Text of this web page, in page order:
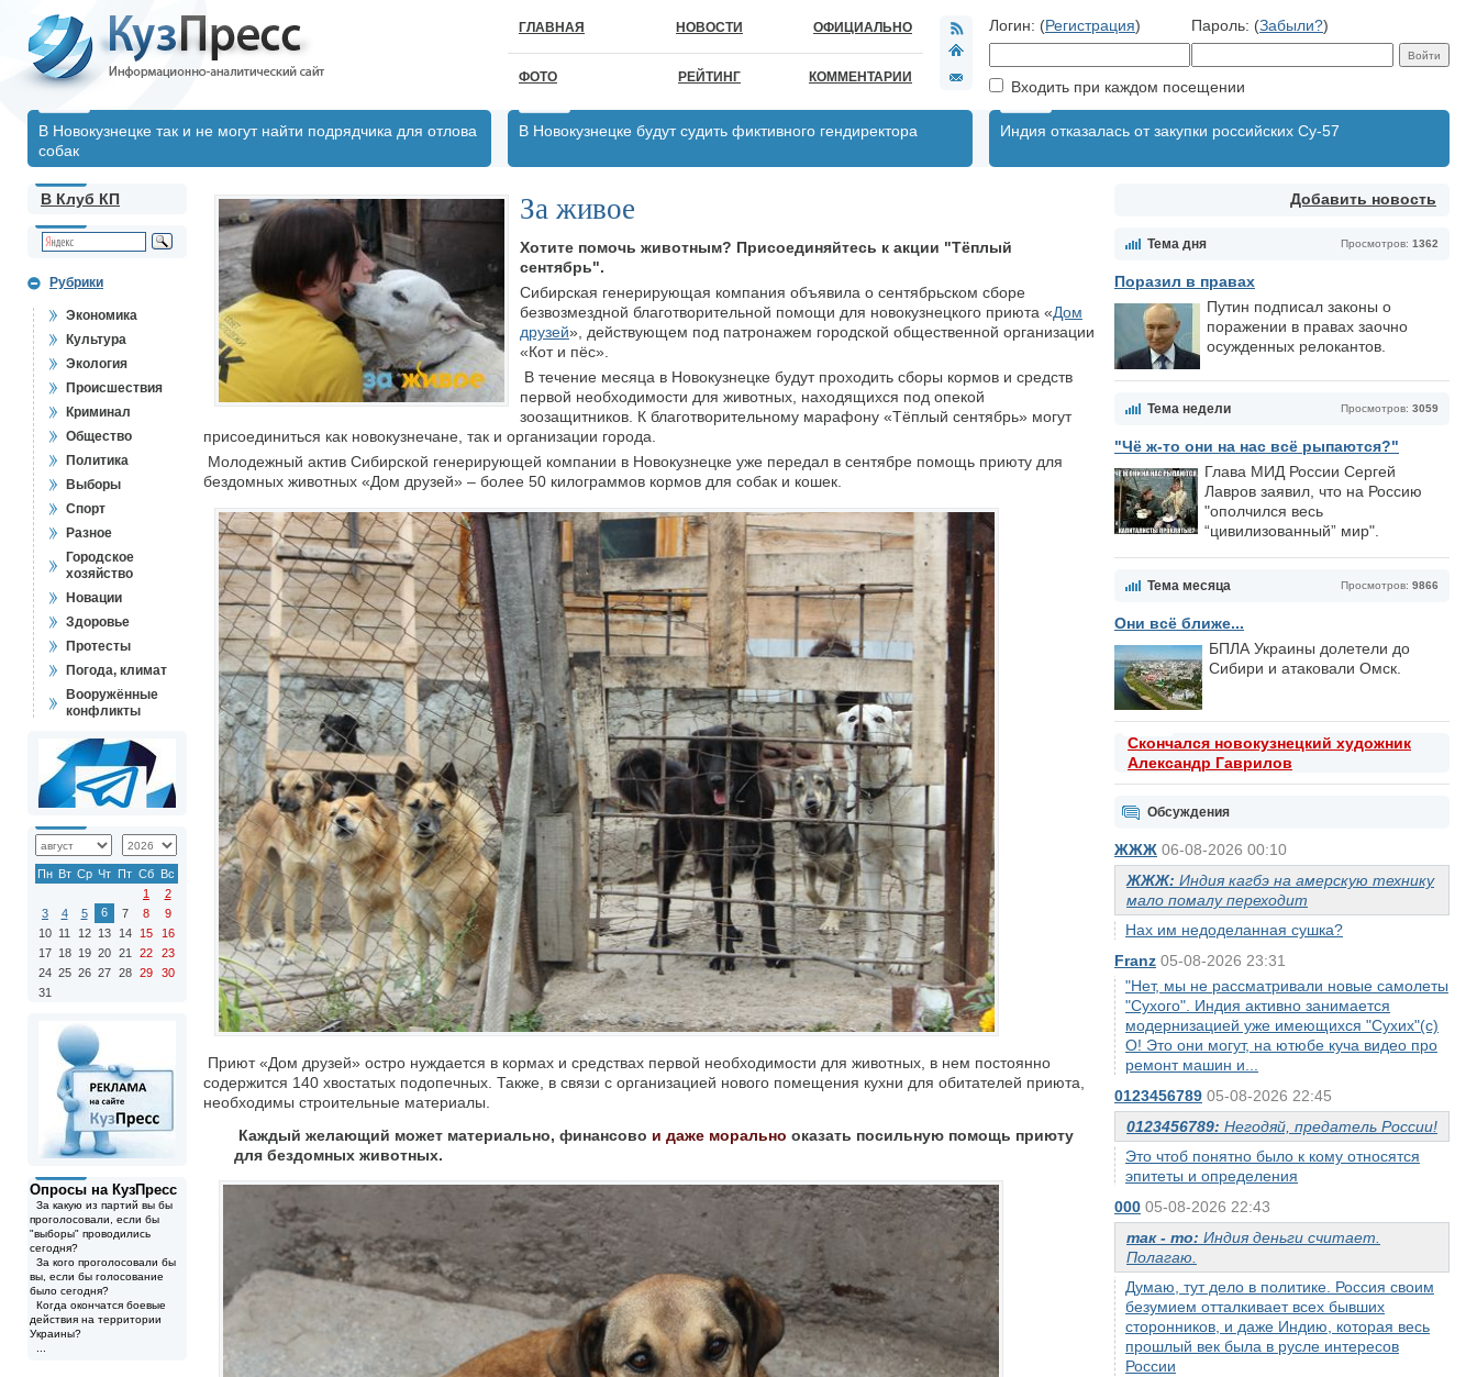
ГЛАВНАЯ НОВОСТИ ОФИЦИАЛЬНО
ФОТО РЕЙТИНГ КОММЕНТАРИИ
Логин: (Регистрация) Пароль: (Забыли?)
Входить при каждом посещении
В Новокузнецке так и не могут найти подрядчика для отлова
собак
В Новокузнецке будут судить фиктивного гендиректора Индия отказалась от закупки российских Су-57
Добавить новость
Просмотров: 1362
Тема дня
Поразил в правах
Путин подписал законы о
поражении в правах заочно
осужденных релокантов.
Просмотров: 3059
Тема недели
"Чё ж-то они на нас всё рыпаются?"
Глава МИД России Сергей
Лавров заявил, что на Россию
"ополчился весь
“цивилизованный” мир".
Просмотров: 9866
Тема месяца
Они всё ближе...
БПЛА Украины долетели до
Сибири и атаковали Омск.
Скончался новокузнецкий художник
Александр Гаврилов
Обсуждения
ЖЖЖ 06-08-2026 00:10
ЖЖЖ: Индия кагбэ на амерскую технику
мало помалу переходит
Нах им недоделанная сушка?
Franz 05-08-2026 23:31
"Нет, мы не рассматривали новые самолеты
"Сухого". Индия активно занимается
модернизацией уже имеющихся "Сухих"(с)
О! Это они могут, на ютюбе куча видео про
ремонт машин и...
0123456789 05-08-2026 22:45
0123456789: Негодяй, предатель России!
Это чтоб понятно было к кому относятся
эпитеты и определения
000 05-08-2026 22:43
так - то: Индия деньги считает.
Полагаю.
Думаю, тут дело в политике. Россия своим
безумием отталкивает всех бывших
сторонников, и даже Индию, которая весь
прошлый век была в русле интересов
России
В Клуб КП
Рубрики
Экономика
Культура
Экология
Происшествия
Криминал
Общество
Политика
Выборы
Спорт
Разное
Городское
хозяйство
Новации
Здоровье
Протесты
Погода, климат
Вооружённые
конфликты
Пн Вт Ср Чт Пт Сб Вс
1
2
3
4 5 6 7 8
9
10 11 12 13 14 15
16
17 18 19 20 21 22
23
24 25 26 27 28 29
30
31
Опросы на КузПресс
За какую из партий вы бы
проголосовали, если бы
"выборы" проводились
сегодня?
За кого проголосовали бы
вы, если бы голосование
было сегодня?
Когда окончатся боевые
действия на территории
Украины?
За живое
Хотите помочь животным? Присоединяйтесь к акции "Тёплый
сентябрь".
Сибирская генерирующая компания объявила о сентябрьском сборе
безвозмездной благотворительной помощи для новокузнецкого приюта «Дом
друзей», действующем под патронажем городской общественной организации
«Кот и пёс».
В течение месяца в Новокузнецке будут проходить сборы кормов и средств
первой необходимости для животных, находящихся под опекой
зоозащитников. К благотворительному марафону «Тёплый сентябрь» могут
присоединиться как новокузнечане, так и организации города.
Молодежный актив Сибирской генерирующей компании в Новокузнецке уже передал в сентябре помощь приюту для
бездомных животных «Дом друзей» – более 50 килограммов кормов для собак и кошек.
Приют «Дом друзей» остро нуждается в кормах и средствах первой необходимости для животных, в нем постоянно
содержится 140 хвостатых подопечных. Также, в связи с организацией нового помещения кухни для обитателей приюта,
необходимы строительные материалы.
Каждый желающий может материально, финансово и даже морально оказать посильную помощь приюту
для бездомных животных.